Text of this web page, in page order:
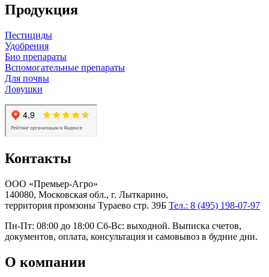
Продукция
Пестициды
Удобрения
Био препараты
Вспомогательные препараты
Для почвы
Ловушки
Контакты
ООО «Премьер-Агро»
140080, Московская обл., г. Лыткарино,
территория промзоны Тураево стр. 39Б Тел.: 8 (495) 198-07-97
Пн-Пт: 08:00 до 18:00 Сб-Вс: выходной. Выписка счетов,
документов, оплата, консультация и самовывоз в будние дни.
О компании